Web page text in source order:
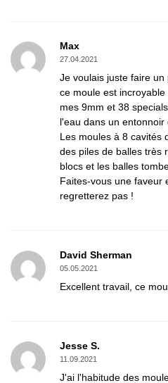
Max
27.04.2021
Je voulais juste faire
ce moule est
mes 9mm et 38
l'eau dans un
Les moules à 8 cavités
des piles de balles très
blocs et les balles
Faites-vous une faveur
regretterez pas !
David Sherman
05.05.2021
Excellent travail, ce
Jesse S.
11.09.2021
J'ai l'habitude des